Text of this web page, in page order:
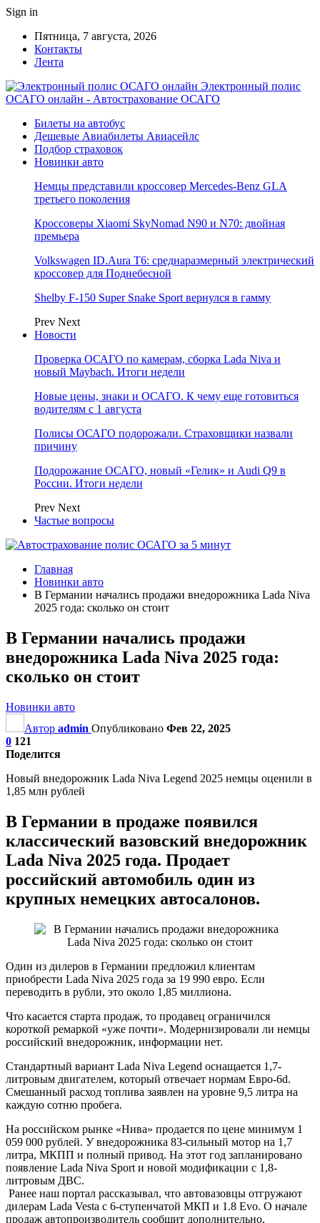
Sign in
Пятница, 7 августа, 2026
Контакты
Лента
Электронный полис
ОСАГО онлайн - Автострахование ОСАГО
Билеты на автобус
Дешевые Авиабилеты Авиасейлс
Подбор страховок
Новинки авто
Немцы представили кроссовер Mercedes-Benz GLA
третьего поколения
Кроссоверы Xiaomi SkyNomad N90 и N70: двойная
премьера
Volkswagen ID.Aura T6: среднаразмерный электрический
кроссовер для Поднебесной
Shelby F-150 Super Snake Sport вернулся в гамму
Prev Next
Новости
Проверка ОСАГО по камерам, сборка Lada Niva и
новый Maybach. Итоги недели
Новые цены, знаки и ОСАГО. К чему еще готовиться
водителям с 1 августа
Полисы ОСАГО подорожали. Страховщики назвали
причину
Подорожание ОСАГО, новый «Гелик» и Audi Q9 в
России. Итоги недели
Prev Next
Частые вопросы
Главная
Новинки авто
В Германии начались продажи внедорожника Lada Niva
2025 года: сколько он стоит
В Германии начались продажи
внедорожника Lada Niva 2025 года:
сколько он стоит
Новинки авто
Автор admin Опубликовано Фев 22, 2025
0 121
Поделится
Новый внедорожник Lada Niva Legend 2025 немцы оценили в
1,85 млн рублей
В Германии в продаже появился
классический вазовский внедорожник
Lada Niva 2025 года. Продает
российский автомобиль один из
крупных немецких автосалонов.
Один из дилеров в Германии предложил клиентам
приобрести Lada Niva 2025 года за 19 990 евро. Если
переводить в рубли, это около 1,85 миллиона.
Что касается старта продаж, то продавец ограничился
короткой ремаркой «уже почти». Модернизировали ли немцы
российский внедорожник, информации нет.
Стандартный вариант Lada Niva Legend оснащается 1,7-
литровым двигателем, который отвечает нормам Евро-6d.
Смешанный расход топлива заявлен на уровне 9,5 литра на
каждую сотню пробега.
На российском рынке «Нива» продается по цене минимум 1
059 000 рублей. У внедорожника 83-сильный мотор на 1,7
литра, МКПП и полный привод. На этот год запланировано
появление Lada Niva Sport и новой модификации с 1,8-
литровым ДВС.
Ранее наш портал рассказывал, что автовазовцы отгружают
дилерам Lada Vesta с 6-ступенчатой МКП и 1.8 Evo. О начале
продаж автопроизводитель сообщит дополнительно.